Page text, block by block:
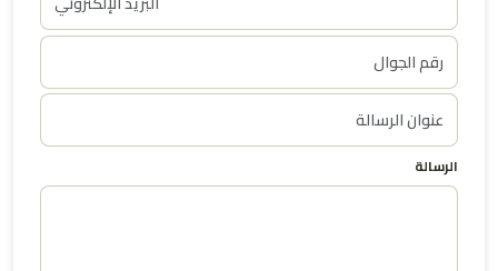
الرسالة